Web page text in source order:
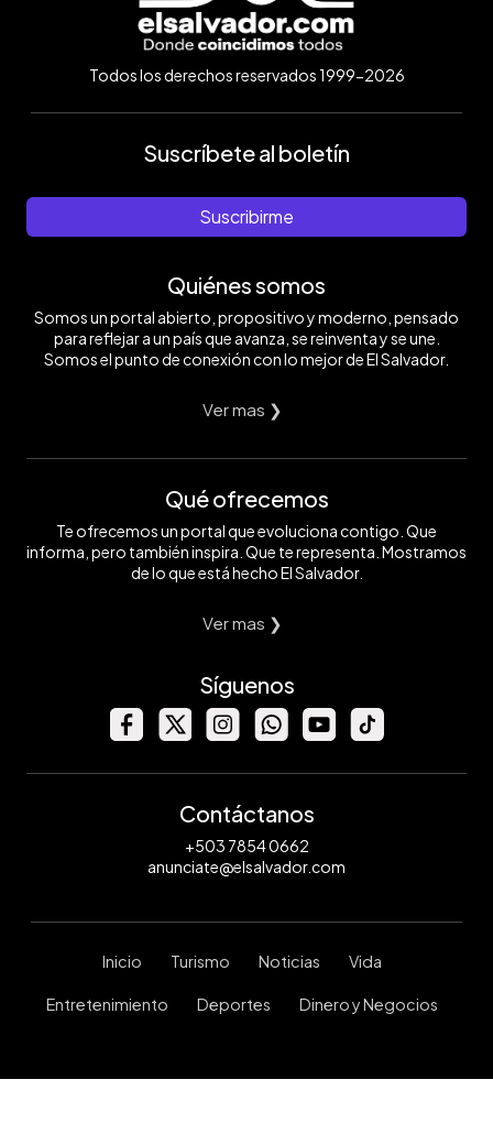
Todos los derechos reservados 1999-2026
Suscríbete al boletín
Suscribirme
Quiénes somos
Somos un portal abierto, propositivo y moderno, pensado
para reflejar a un país que avanza, se reinventa y se une.
Somos el punto de conexión con lo mejor de El Salvador.
Ver mas ❯
Qué ofrecemos
Te ofrecemos un portal que evoluciona contigo. Que
informa, pero también inspira. Que te representa. Mostramos
de lo que está hecho El Salvador.
Ver mas ❯
Síguenos
Contáctanos
+503 7854 0662
anunciate@elsalvador.com
Inicio Turismo Noticias Vida
Entretenimiento Deportes Dinero y Negocios